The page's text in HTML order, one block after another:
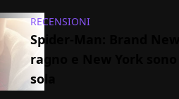
RECENSIONI
Spider-Man: Brand
ragno e New York
sola